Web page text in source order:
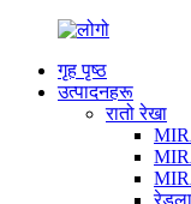
गृह पृष्ठ
उत्पादनहरू
रातो रेखा